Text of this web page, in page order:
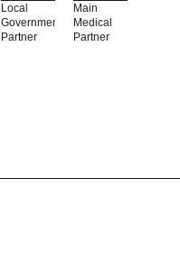
Local
Government
Partner
Main
Medical
Partner